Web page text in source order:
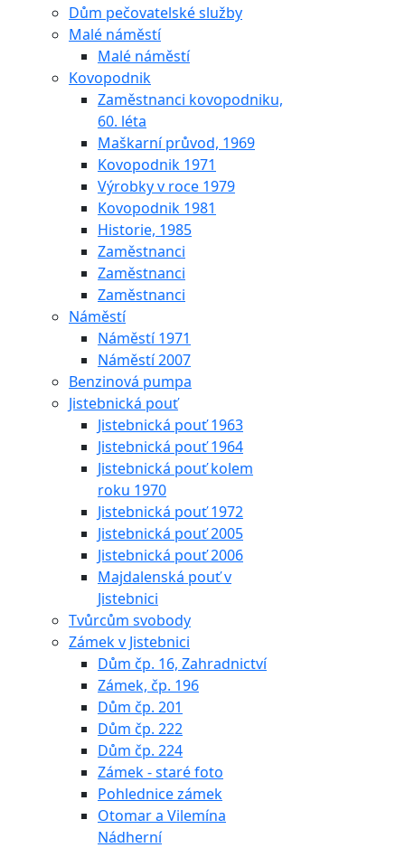
Dům pečovatelské služby
Malé náměstí
Malé náměstí
Kovopodnik
Zaměstnanci kovopodniku,
60. léta
Maškarní průvod, 1969
Kovopodnik 1971
Výrobky v roce 1979
Kovopodnik 1981
Historie, 1985
Zaměstnanci
Zaměstnanci
Zaměstnanci
Náměstí
Náměstí 1971
Náměstí 2007
Benzinová pumpa
Jistebnická pouť
Jistebnická pouť 1963
Jistebnická pouť 1964
Jistebnická pouť kolem
roku 1970
Jistebnická pouť 1972
Jistebnická pouť 2005
Jistebnická pouť 2006
Majdalenská pouť v
Jistebnici
Tvůrcům svobody
Zámek v Jistebnici
Dům čp. 16, Zahradnictví
Zámek, čp. 196
Dům čp. 201
Dům čp. 222
Dům čp. 224
Zámek - staré foto
Pohlednice zámek
Otomar a Vilemína
Nádherní